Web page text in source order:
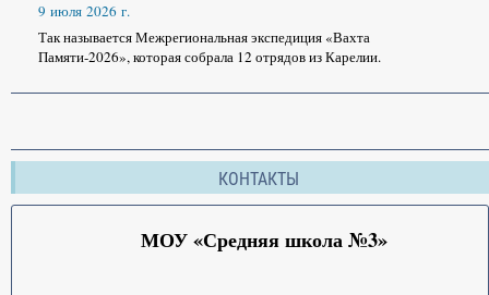
9 июля 2026 г.
Так называется Межрегиональная экспедиция «Вахта
Памяти-2026», которая собрала 12 отрядов из Карелии.
КОНТАКТЫ
МОУ «Средняя школа №3»